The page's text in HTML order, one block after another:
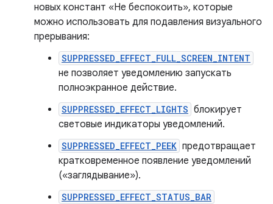
новых констант «Не беспокоить», которые
можно использовать для подавления визуального
прерывания:
SUPPRESSED_EFFECT_FULL_SCREEN_INTENT
не позволяет уведомлению запускать
полноэкранное действие.
SUPPRESSED_EFFECT_LIGHTS блокирует
световые индикаторы уведомлений.
SUPPRESSED_EFFECT_PEEK предотвращает
кратковременное появление уведомлений
(«заглядывание»).
SUPPRESSED_EFFECT_STATUS_BAR